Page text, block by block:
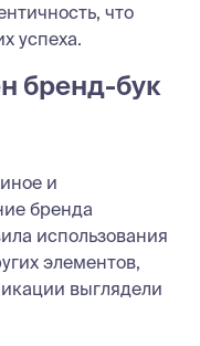
что
успеха.
бренд-бук
и
бренда
использования
элементов,
выглядели